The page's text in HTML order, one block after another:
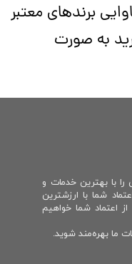
برندهای معتبر
به صورت
با بهترین خدمات و
شما با ارزشترین
اعتماد شما خواهیم
ما بهره‌مند شوید.